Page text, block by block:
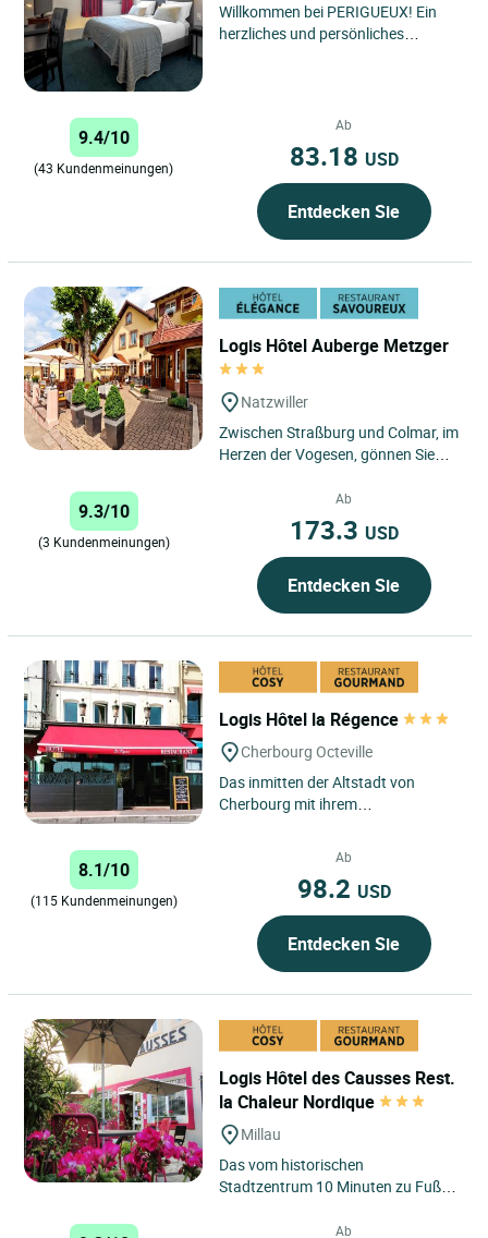
Willkommen bei PERIGUEUX! Ein
herzliches und persönliches
9.4/10
(43 Kundenmeinungen)
Ab
83.18 USD
Entdecken Sie
Logis Hôtel Auberge Metzger
Natzwiller
Zwischen Straßburg und Colmar, im
Herzen der Vogesen, gönnen Sie
Sterne-Hotel Auberge...
9.3/10
(3 Kundenmeinungen)
Ab
173.3 USD
Entdecken Sie
Logis Hôtel la Régence
Cherbourg Octeville
Das inmitten der Altstadt von
Cherbourg mit ihrem
gelegene Hotel „La Régence“ stellt
8.1/10
(115 Kundenmeinungen)
Ab
98.2 USD
Entdecken Sie
Logis Hôtel des Causses Rest.
la Chaleur Nordique
Millau
Das vom historischen
Stadtzentrum 10 Minuten zu Fuß
Causses bietet 18 völlig
Ab